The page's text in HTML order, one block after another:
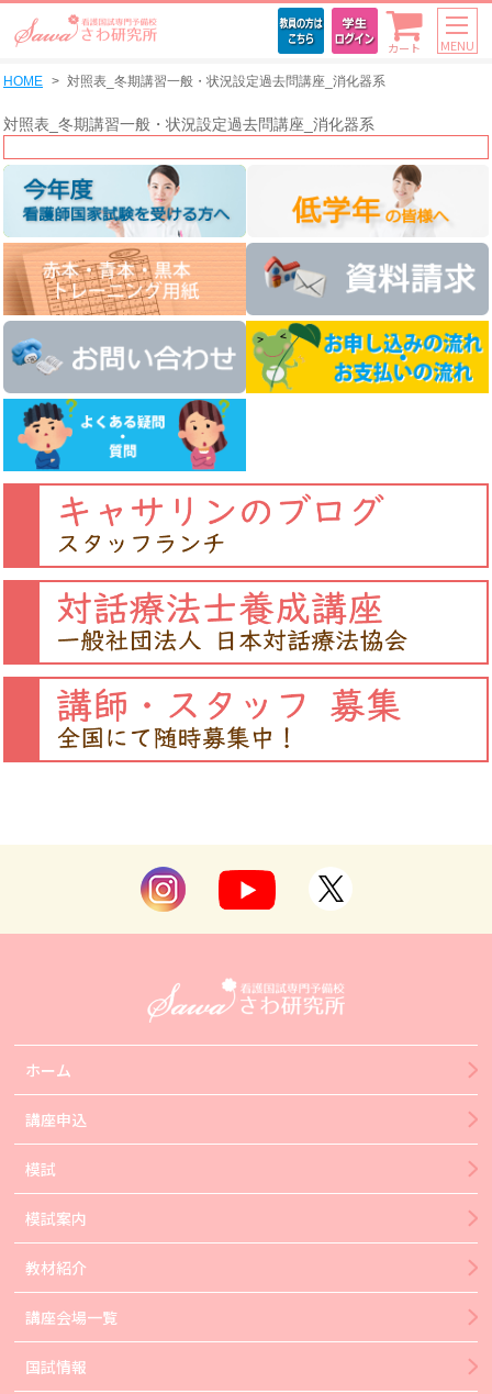
カート MENU
HOME 対照表_冬期講習一般・状況設定過去問講座_消化器系
対照表_冬期講習一般・状況設定過去問講座_消化器系
ホーム
講座申込
模試
模試案内
教材紹介
講座会場一覧
国試情報